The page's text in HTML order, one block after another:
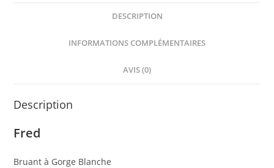
DESCRIPTION
INFORMATIONS COMPLÉMENTAIRES
AVIS (0)
Description
Fred
Bruant à Gorge Blanche